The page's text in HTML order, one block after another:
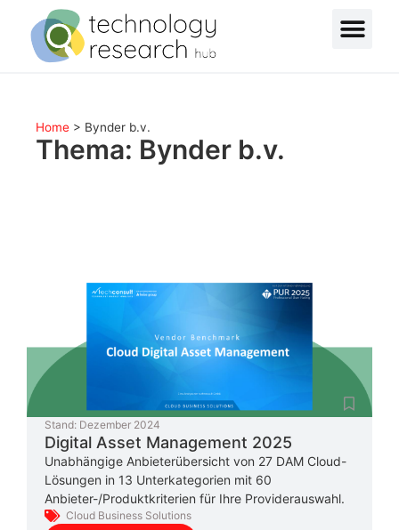
Home > Bynder b.v.
Thema: Bynder b.v.
Stand: Dezember 2024
Digital Asset Management 2025
Unabhängige Anbieterübersicht von 27 DAM Cloud-
Lösungen in 13 Unterkategorien mit 60
Anbieter-/Produktkriterien für Ihre Providerauswahl.
Cloud Business Solutions